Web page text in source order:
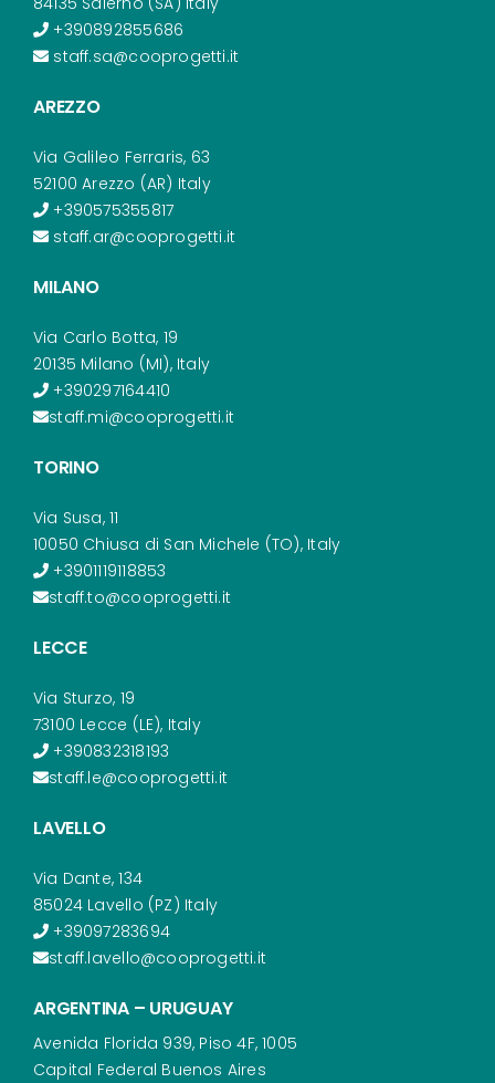
+390892855686
staff.sa@cooprogetti.it
AREZZO
Via Galileo Ferraris, 63
52100 Arezzo (AR) Italy
+390575355817
staff.ar@cooprogetti.it
MILANO
Via Carlo Botta, 19
20135 Milano (MI), Italy
+390297164410
staff.mi@cooprogetti.it
TORINO
Via Susa, 11
10050 Chiusa di San Michele (TO), Italy
+3901119118853
staff.to@cooprogetti.it
LECCE
Via Sturzo, 19
73100 Lecce (LE), Italy
+390832318193
staff.le@cooprogetti.it
LAVELLO
Via Dante, 134
85024 Lavello (PZ) Italy
+39097283694
staff.lavello@cooprogetti.it
ARGENTINA – URUGUAY
Avenida Florida 939, Piso 4F, 1005
Capital Federal Buenos Aires